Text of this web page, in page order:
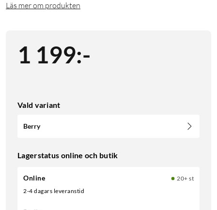
Läs mer om produkten
1 199:-
Vald variant
Berry
Lagerstatus online och butik
Online
20+ st
2-4 dagars leveranstid